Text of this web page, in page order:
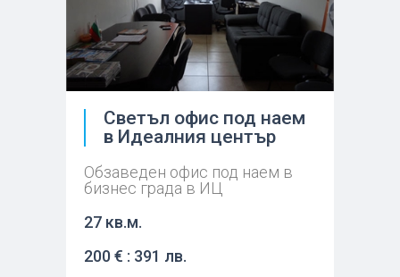
Светъл офис под наем
в Идеалния център
Обзаведен офис под наем в
бизнес града в ИЦ
27 кв.м.
200 € : 391 лв.